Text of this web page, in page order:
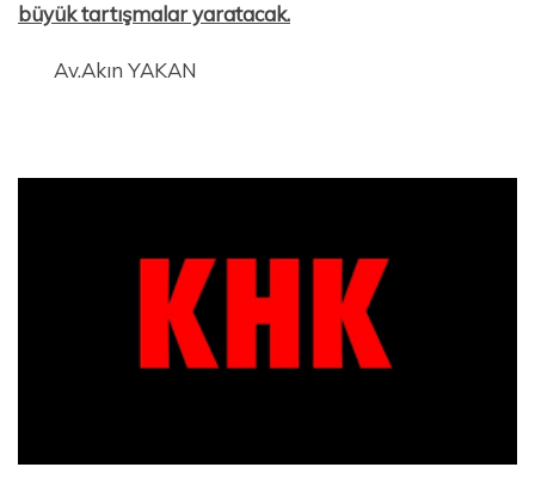
büyük tartışmalar yaratacak.
Av.Akın YAKAN